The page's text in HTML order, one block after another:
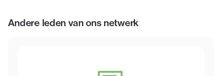
Andere leden van ons netwerk